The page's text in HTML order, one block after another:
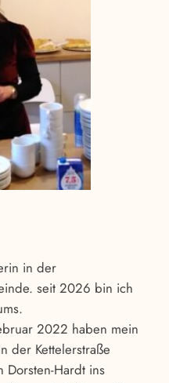
in der
seit 2026 bin ich
2022 haben mein
der Kettelerstraße
Hardt ins